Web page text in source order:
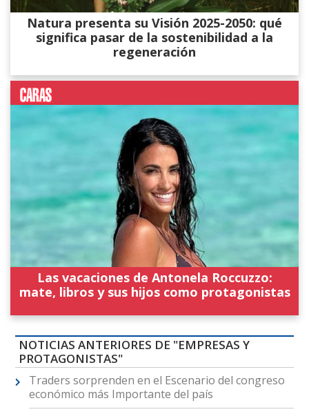
Natura presenta su Visión 2025-2050: qué
significa pasar de la sostenibilidad a la
regeneración
Las vacaciones de Antonela Roccuzzo:
mate, libros y sus hijos como protagonistas
NOTICIAS ANTERIORES DE "EMPRESAS Y
PROTAGONISTAS"
Traders sorprenden en el Escenario del congreso
económico más Importante del país